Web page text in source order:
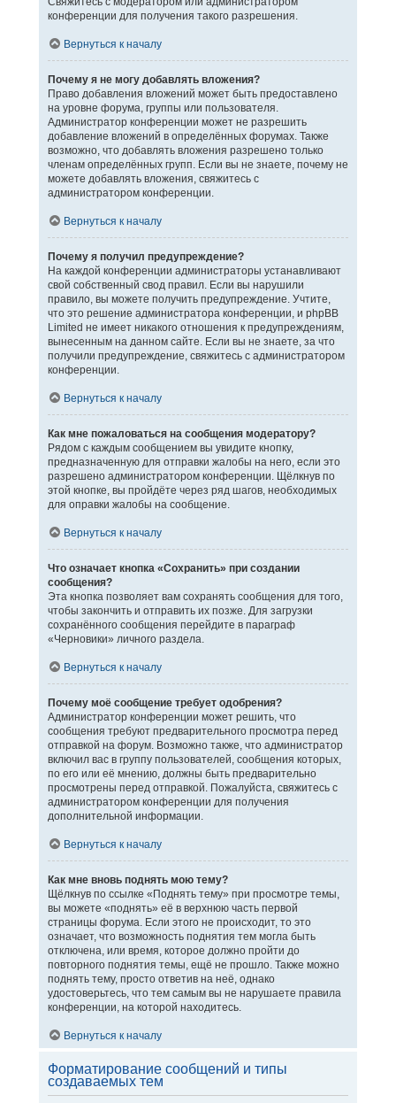
конференции для получения такого разрешения.
Вернуться к началу
Почему я не могу добавлять вложения?
Право добавления вложений может быть предоставлено
на уровне форума, группы или пользователя.
Администратор конференции может не разрешить
добавление вложений в определённых форумах. Также
возможно, что добавлять вложения разрешено только
членам определённых групп. Если вы не знаете, почему не
можете добавлять вложения, свяжитесь с
администратором конференции.
Вернуться к началу
Почему я получил предупреждение?
На каждой конференции администраторы устанавливают
свой собственный свод правил. Если вы нарушили
правило, вы можете получить предупреждение. Учтите,
что это решение администратора конференции, и phpBB
Limited не имеет никакого отношения к предупреждениям,
вынесенным на данном сайте. Если вы не знаете, за что
получили предупреждение, свяжитесь с администратором
конференции.
Вернуться к началу
Как мне пожаловаться на сообщения модератору?
Рядом с каждым сообщением вы увидите кнопку,
предназначенную для отправки жалобы на него, если это
разрешено администратором конференции. Щёлкнув по
этой кнопке, вы пройдёте через ряд шагов, необходимых
для оправки жалобы на сообщение.
Вернуться к началу
Что означает кнопка «Сохранить» при создании
сообщения?
Эта кнопка позволяет вам сохранять сообщения для того,
чтобы закончить и отправить их позже. Для загрузки
сохранённого сообщения перейдите в параграф
«Черновики» личного раздела.
Вернуться к началу
Почему моё сообщение требует одобрения?
Администратор конференции может решить, что
сообщения требуют предварительного просмотра перед
отправкой на форум. Возможно также, что администратор
включил вас в группу пользователей, сообщения которых,
по его или её мнению, должны быть предварительно
просмотрены перед отправкой. Пожалуйста, свяжитесь с
администратором конференции для получения
дополнительной информации.
Вернуться к началу
Как мне вновь поднять мою тему?
Щёлкнув по ссылке «Поднять тему» при просмотре темы,
вы можете «поднять» её в верхнюю часть первой
страницы форума. Если этого не происходит, то это
означает, что возможность поднятия тем могла быть
отключена, или время, которое должно пройти до
повторного поднятия темы, ещё не прошло. Также можно
поднять тему, просто ответив на неё, однако
удостоверьтесь, что тем самым вы не нарушаете правила
конференции, на которой находитесь.
Вернуться к началу
Форматирование сообщений и типы
создаваемых тем